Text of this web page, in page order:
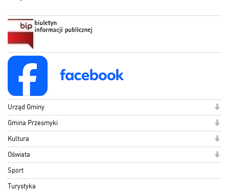
Urząd Gminy
Gmina Przesmyki
Kultura
Oświata
Sport
Turystyka